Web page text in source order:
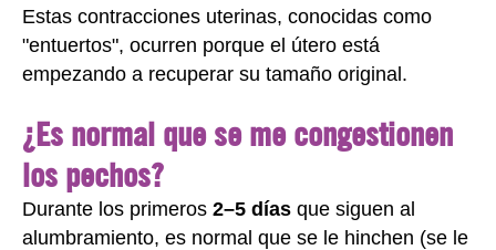
Estas contracciones uterinas, conocidas como
"entuertos", ocurren porque el útero está
empezando a recuperar su tamaño original.
¿Es normal que se me congestionen
los pechos?
Durante los primeros 2–5 días que siguen al
alumbramiento, es normal que se le hinchen (se le